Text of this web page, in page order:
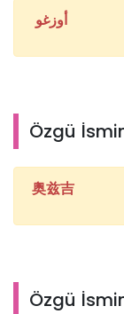
أوزغو
Özgü
奥兹吉
Özgü